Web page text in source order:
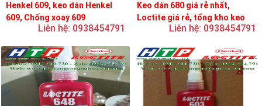
Henkel 609, keo dán Henkel
609, Chống xoay 609
Liên hệ: 0938454791
Keo dán 680 giá rẻ nhất,
Loctite giá rẻ, tổng kho keo
Liên hệ: 0938454791